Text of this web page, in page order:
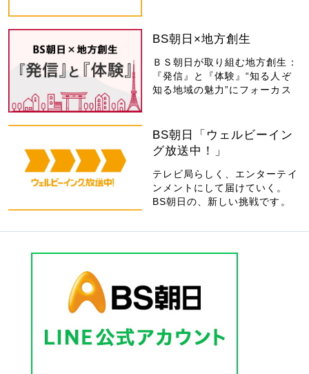
BS朝日×地方創生
ＢＳ朝日が取り組む地方創生：
『発信』と『体験』“知る人ぞ
知る地域の魅力”にフォーカス
BS朝日「ウェルビーイン
グ放送中！」
テレビ局らしく、エンターテイ
ンメントにして届けていく。
BS朝日の、新しい挑戦です。